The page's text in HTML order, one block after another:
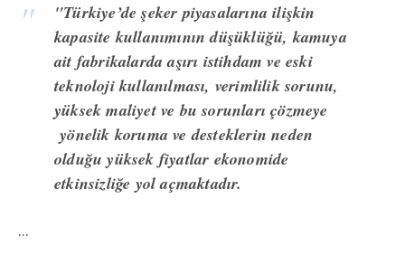
"Türkiye’de şeker piyasalarına ilişkin
kapasite kullanımının düşüklüğü, kamuya
ait fabrikalarda aşırı istihdam ve eski
teknoloji kullanılması, verimlilik sorunu,
yüksek maliyet ve bu sorunları çözmeye
yönelik koruma ve desteklerin neden
olduğu yüksek fiyatlar ekonomide
etkinsizliğe yol açmaktadır.
...